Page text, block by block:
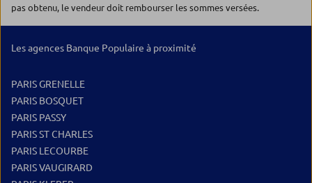
pas obtenu, le vendeur doit rembourser les sommes versées.
Les agences Banque Populaire à proximité
PARIS GRENELLE
PARIS BOSQUET
PARIS PASSY
PARIS ST CHARLES
PARIS LECOURBE
PARIS VAUGIRARD